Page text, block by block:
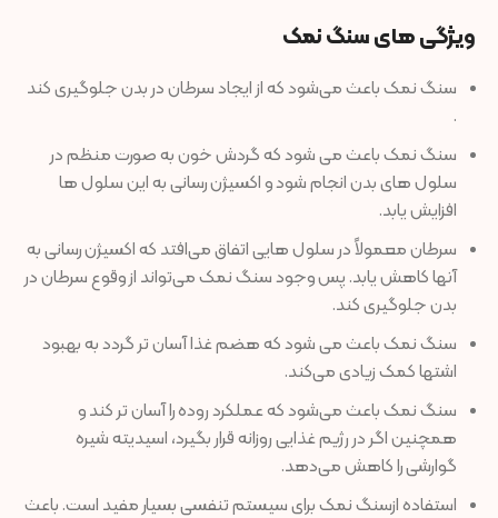
ویژگی های سنگ نمک
سنگ نمک باعث می‌شود که از ایجاد سرطان در بدن جلوگیری کند
.
سنگ نمک باعث می شود که گردش خون به صورت منظم در
سلول های بدن انجام شود و اکسیژن رسانی به این سلول ها
افزایش یابد.
سرطان معمولاً در سلول هایی اتفاق می‌افتد که اکسیژن رسانی به
آنها کاهش یابد. پس وجود سنگ نمک می‌تواند از وقوع سرطان در
بدن جلوگیری کند.
سنگ نمک باعث می شود که هضم غذا آسان تر گردد به بهبود
اشتها کمک زیادی می‌کند.
سنگ نمک باعث می‌شود که عملکرد روده را آسان تر کند و
همچنین اگر در رژیم غذایی روزانه قرار بگیرد، اسیدیته شیره
گوارشی را کاهش می‌دهد.
استفاده ازسنگ نمک برای سیستم تنفسی بسیار مفید است. باعث